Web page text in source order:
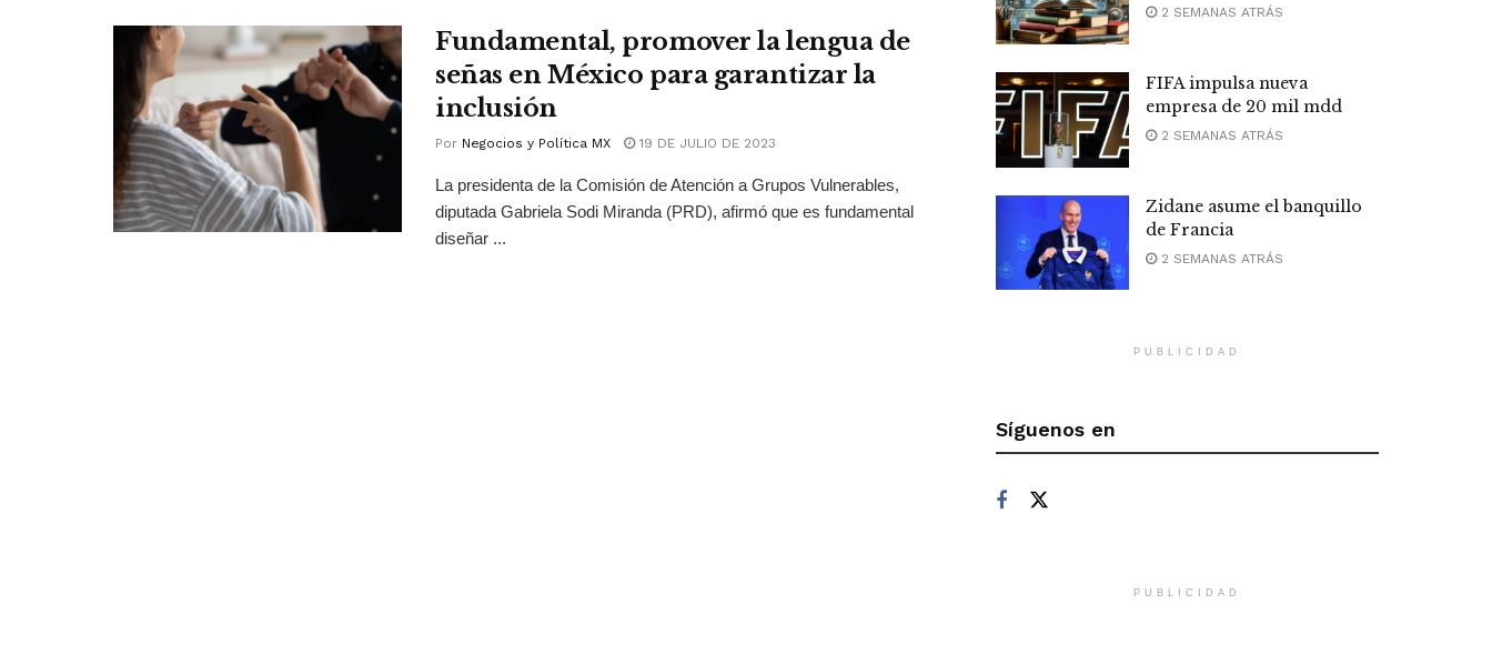
Fundamental, promover la lengua de
señas en México para garantizar la
inclusión
Por Negocios y Política MX 19 DE JULIO DE 2023
La presidenta de la Comisión de Atención a Grupos Vulnerables,
diputada Gabriela Sodi Miranda (PRD), afirmó que es fundamental
diseñar ...
2 SEMANAS ATRÁS
FIFA impulsa nueva
empresa de 20 mil mdd
2 SEMANAS ATRÁS
Zidane asume el banquillo
de Francia
2 SEMANAS ATRÁS
PUBLICIDAD
Síguenos en
PUBLICIDAD